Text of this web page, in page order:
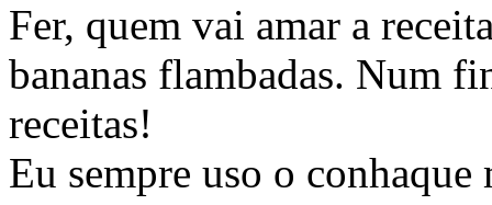
Fer, quem vai amar a
bananas flambadas. Num
receitas!
Eu sempre uso o